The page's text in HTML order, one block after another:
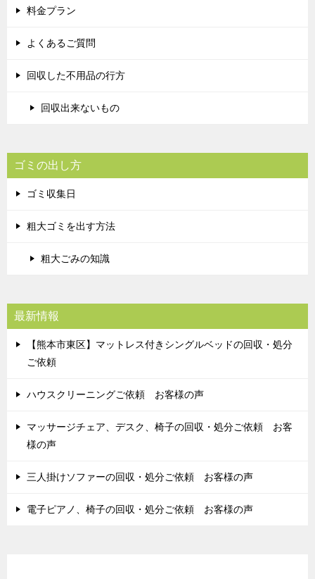
料金プラン
よくあるご質問
回収した不用品の行方
回収出来ないもの
ゴミの出し方
ゴミ収集日
粗大ゴミを出す方法
粗大ごみの知識
最新情報
【熊本市東区】マットレス付きシングルベッドの回収・処分
ご依頼
ハウスクリーニングご依頼 お客様の声
マッサージチェア、デスク、椅子の回収・処分ご依頼 お客
様の声
三人掛けソファーの回収・処分ご依頼 お客様の声
電子ピアノ、椅子の回収・処分ご依頼 お客様の声